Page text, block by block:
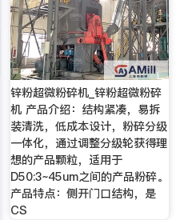
锌粉超微粉碎机_锌粉超微粉碎
机 产品介绍：结构紧凑，易拆
装清洗，低成本设计，粉碎分级
一体化，通过调整分级轮获得理
想的产品颗粒，适用于
D50:3~45um之间的产品粉碎。
产品特点：侧开门口结构，是
CS